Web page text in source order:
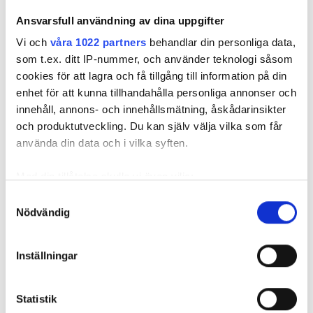
Ansvarsfull användning av dina uppgifter
Vi och våra 1022 partners behandlar din personliga data,
som t.ex. ditt IP-nummer, och använder teknologi såsom
cookies för att lagra och få tillgång till information på din
enhet för att kunna tillhandahålla personliga annonser och
innehåll, annons- och innehållsmätning, åskådarinsikter
och produktutveckling. Du kan själv välja vilka som får
använda din data och i vilka syften.
som kan ha en noggrannhet på upp till flera meter
Ta reda på mer om hur dina personliga uppgifter
Du kan ändra eller dra tillbaka ditt samtycke när som
Nödvändig
Inställningar
Statistik
VVS-företagets metodval: ”I
nästan alla projekt rillar vi
något”